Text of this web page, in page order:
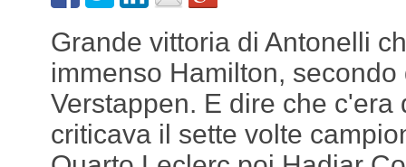
Grande vittoria di Antonelli
immenso Hamilton, secondo
Verstappen. E dire che c'era
criticava il sette volte